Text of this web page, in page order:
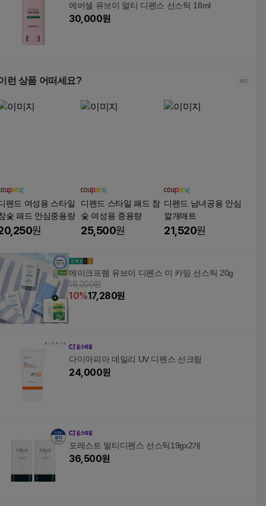
에버셀 유브이 멀티 디펜스 선스틱 18ml
30,000원
런 상품 어떠세요?
펜드 여성용 스타일
숯 패드 안심중용량
원
디펜드 스타일 패드 참
숯 여성용 중용량
25,500원
디펜드 남녀공용 안심
깔개매트
21,520원
메이크프렘 유브이 디펜스 미 카밍 선스틱 20g
19,200원
10%17,280원
다이아피아 데일리 UV 디펜스 선크림
24,000원
포레스트 멀티디펜스 선스틱19gx2개
36,500원